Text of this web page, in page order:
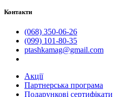
Контакти
(068) 350-06-26
(099) 101-80-35
ptashkamag@gmail.com
Акції
Партнерська програма
Подарункові сертифікати